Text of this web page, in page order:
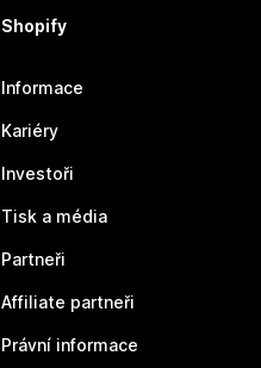
Shopify
Informace
Kariéry
Investoři
Tisk a média
Partneři
Affiliate partneři
Právní informace